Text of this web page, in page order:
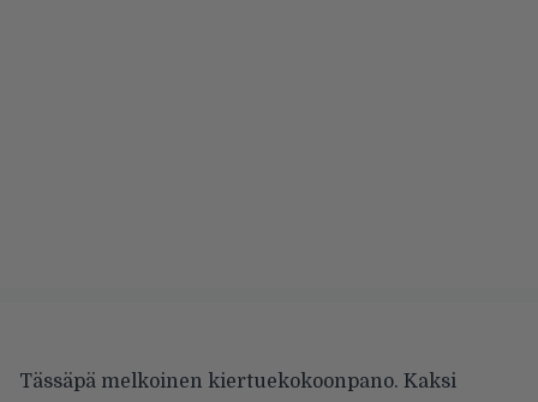
Tässäpä melkoinen kiertuekokoonpano. Kaksi